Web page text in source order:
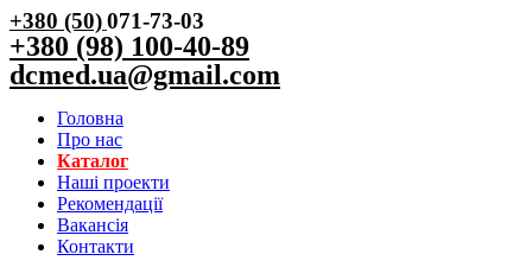
+380 (50)071-73-03
+380 (98) 100-40-89
dcmed.ua@gmail.com
Головна
Про нас
Каталог
Нашi проекти
Рекомендації
Вакансiя
Контакти